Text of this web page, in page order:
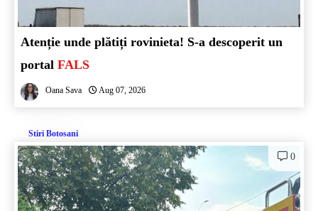
Atenție unde plătiți rovinieta! S-a descoperit un
portal FALS
Oana Sava Aug 07, 2026
Stiri Botosani
0